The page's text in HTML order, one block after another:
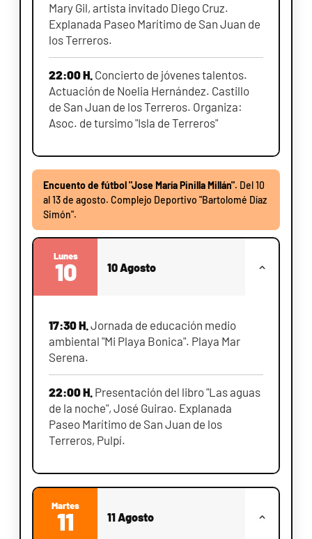
Mary Gil, artista invitado Diego Cruz.
Explanada Paseo Marítimo de San Juan de
los Terreros.
22:00 H. Concierto de jóvenes talentos.
Actuación de Noelia Hernández. Castillo
de San Juan de los Terreros. Organiza:
Asoc. de tursimo "Isla de Terreros"
Encuento de fútbol "Jose María Pinilla Millán". Del 10
al 13 de agosto. Complejo Deportivo "Bartolomé Díaz
Simón".
Lunes
10 10 Agosto
17:30 H.Jornada de educación medio
ambiental "Mi Playa Bonica". Playa Mar
Serena.
22:00 H. Presentación del libro "Las aguas
de la noche", José Guirao. Explanada
Paseo Marítimo de San Juan de los
Terreros, Pulpí.
Martes
11 11 Agosto